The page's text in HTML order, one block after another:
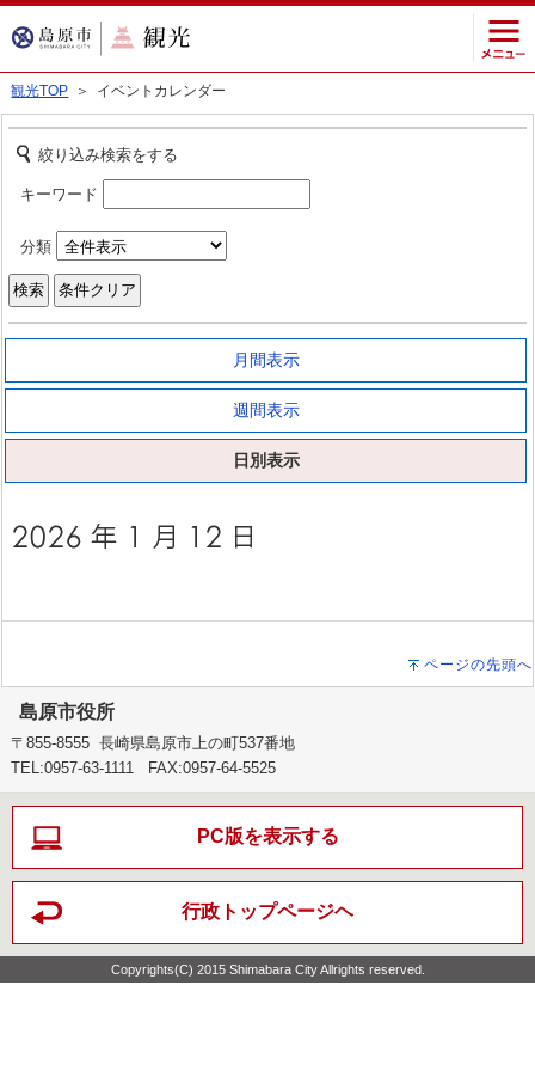
観光TOP ＞ イベントカレンダー
絞り込み検索をする
キーワード
分類
月間表示
週間表示
日別表示
ページの先頭へ
島原市役所
〒855-8555 長崎県島原市上の町537番地
TEL:0957-63-1111 FAX:0957-64-5525
PC版を表示する
行政トップページヘ
Copyrights(C) 2015 Shimabara City Allrights reserved.